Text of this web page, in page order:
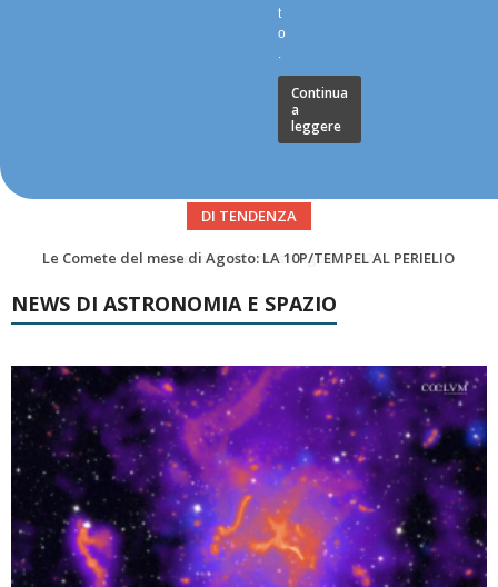
t
o
.
Continua
a
leggere
DI TENDENZA
Asteroidi del mese Agosto 2026
NEWS DI ASTRONOMIA E SPAZIO